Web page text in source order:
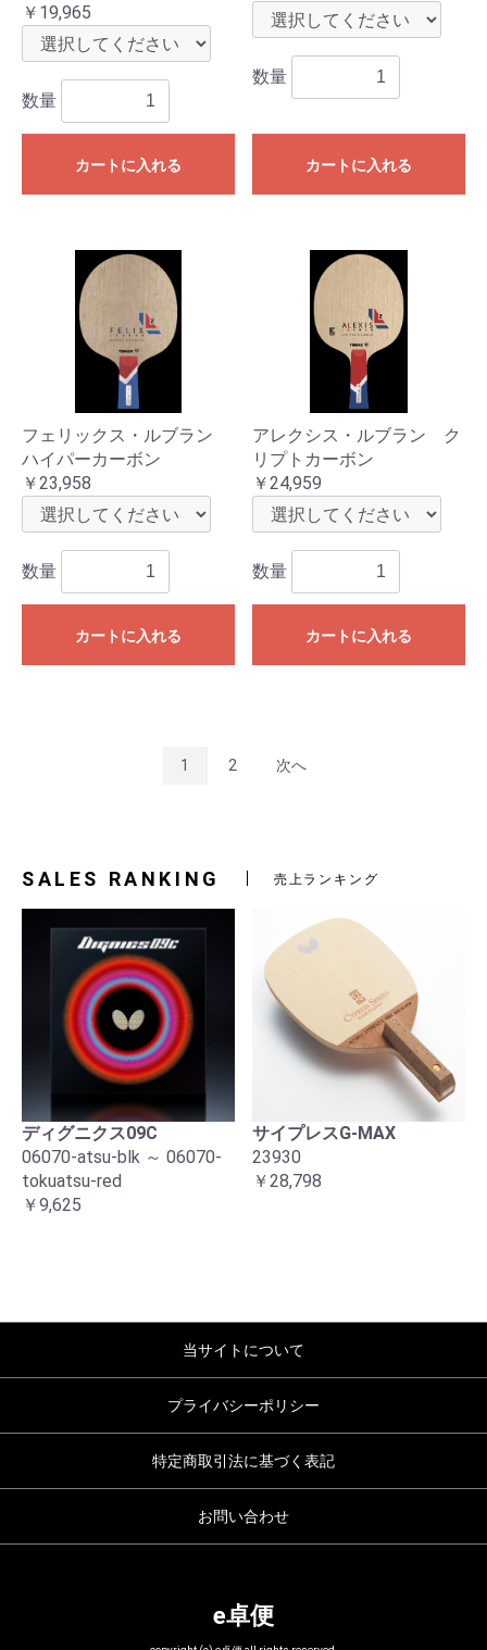
￥19,965
数量
カートに入れる
数量
カートに入れる
フェリックス・ルブラン
ハイパーカーボン
￥23,958
数量
カートに入れる
アレクシス・ルブラン ク
リプトカーボン
￥24,959
数量
カートに入れる
1 2 次へ
SALES RANKING 売上ランキング
ディグニクス09C
06070-atsu-blk ～ 06070-
tokuatsu-red
￥9,625
サイプレスG-MAX
23930
￥28,798
当サイトについて
プライバシーポリシー
特定商取引法に基づく表記
お問い合わせ
e卓便